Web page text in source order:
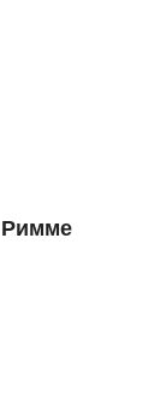
Римме